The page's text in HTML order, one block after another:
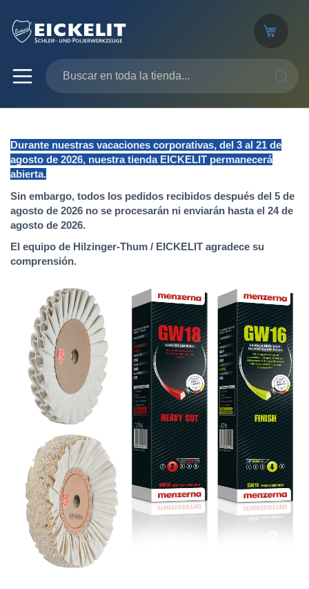
Durante nuestras vacaciones corporativas, del 3 al 21 de
agosto de 2026, nuestra tienda EICKELIT permanecerá
abierta.
Sin embargo, todos los pedidos recibidos después del 5 de
agosto de 2026 no se procesarán ni enviarán hasta el 24 de
agosto de 2026.
El equipo de Hilzinger-Thum / EICKELIT agradece su
comprensión.
galería
imágenes